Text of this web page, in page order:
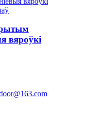
вяроўкі